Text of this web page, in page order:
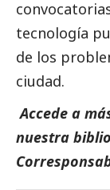
tecnología
de los
ciudad.
Accede a
nuestra